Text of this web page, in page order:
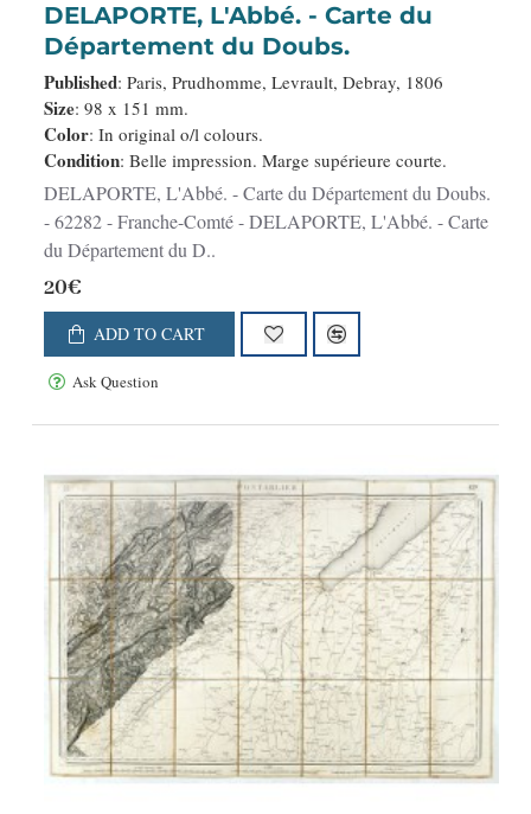
DELAPORTE, L'Abbé. - Carte du
Département du Doubs.
Published: Paris, Prudhomme, Levrault, Debray, 1806
Size: 98 x 151 mm.
Color: In original o/l colours.
Condition: Belle impression. Marge supérieure courte.
DELAPORTE, L'Abbé. - Carte du Département du Doubs.
- 62282 - Franche-Comté - DELAPORTE, L'Abbé. - Carte
du Département du D..
20€
ADD TO CART
Ask Question